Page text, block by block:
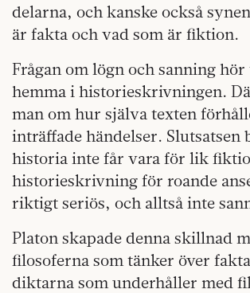
delarna, och kanske också
är fakta och vad som är fiktion.
Frågan om lögn och sanning
hemma i historieskrivningen.
man om hur själva texten
inträffade händelser.
historia inte får vara för lik
historieskrivning för roande
riktigt seriös, och alltså inte
Platon skapade denna skillnad
filosoferna som tänker över
diktarna som underhåller med